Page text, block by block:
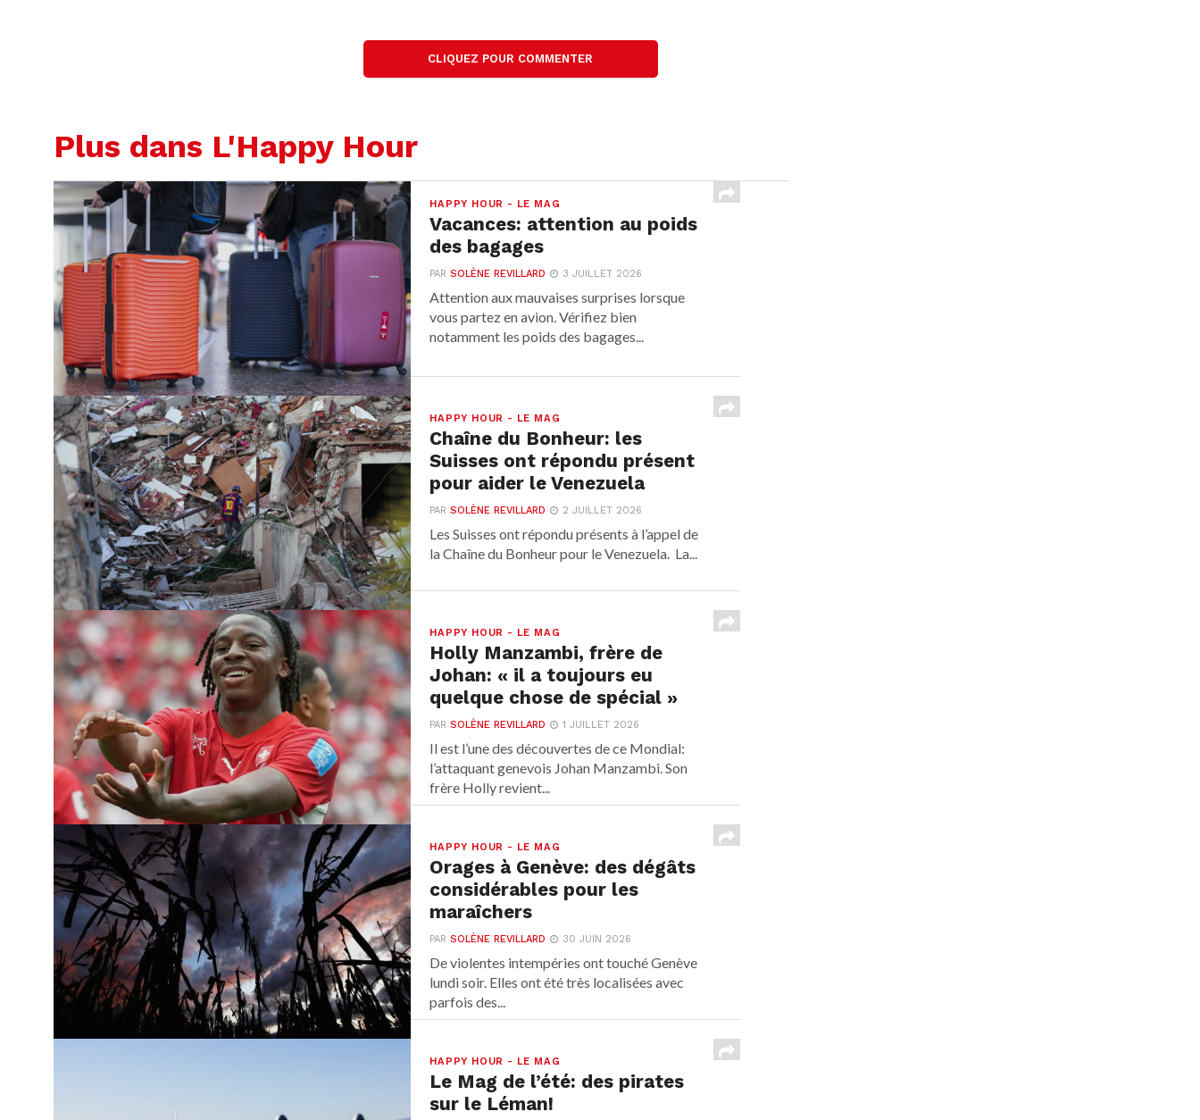
CLIQUEZ POUR COMMENTER
Plus dans L'Happy Hour
HAPPY HOUR - LE MAG
Vacances: attention au poids
des bagages
PARSOLÈNE REVILLARD 3 JUILLET 2026
Attention aux mauvaises surprises lorsque
vous partez en avion. Vérifiez bien
notamment les poids des bagages...
HAPPY HOUR - LE MAG
Chaîne du Bonheur: les
Suisses ont répondu présent
pour aider le Venezuela
PARSOLÈNE REVILLARD 2 JUILLET 2026
Les Suisses ont répondu présents à l’appel de
la Chaîne du Bonheur pour le Venezuela. La...
HAPPY HOUR - LE MAG
Holly Manzambi, frère de
Johan: « il a toujours eu
quelque chose de spécial »
PARSOLÈNE REVILLARD 1 JUILLET 2026
Il est l’une des découvertes de ce Mondial:
l’attaquant genevois Johan Manzambi. Son
frère Holly revient...
HAPPY HOUR - LE MAG
Orages à Genève: des dégâts
considérables pour les
maraîchers
PARSOLÈNE REVILLARD 30 JUIN 2026
De violentes intempéries ont touché Genève
lundi soir. Elles ont été très localisées avec
parfois des...
HAPPY HOUR - LE MAG
Le Mag de l’été: des pirates
sur le Léman!